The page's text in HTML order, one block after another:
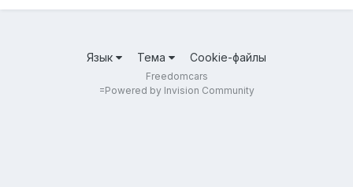
Язык Тема Cookie-файлы
Freedomcars
=Powered by Invision Community